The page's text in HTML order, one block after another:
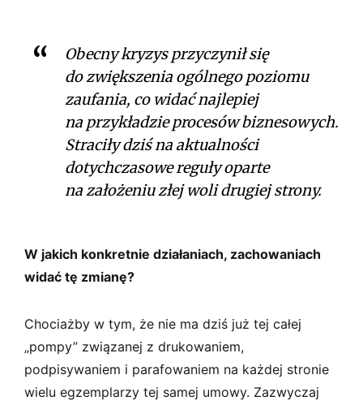
Obecny kryzys przyczynił się
do zwiększenia ogólnego poziomu
zaufania, co widać najlepiej
na przykładzie procesów biznesowych.
Straciły dziś na aktualności
dotychczasowe reguły oparte
na założeniu złej woli drugiej strony.
W jakich konkretnie działaniach, zachowaniach
widać tę zmianę?
Chociażby w tym, że nie ma dziś już tej całej
„pompy” związanej z drukowaniem,
podpisywaniem i parafowaniem na każdej stronie
wielu egzemplarzy tej samej umowy. Zazwyczaj